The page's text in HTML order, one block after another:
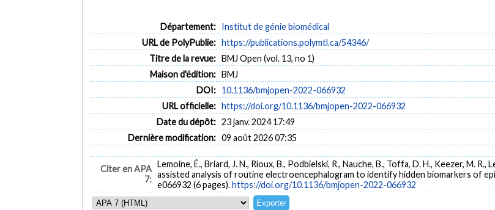
Département: Institut de génie biomédical
URL de PolyPublie: https://publications.polymtl.ca/54346/
Titre de la revue: BMJ Open (vol. 13, no 1)
Maison d'édition: BMJ
DOI: 10.1136/bmjopen-2022-066932
URL officielle: https://doi.org/10.1136/bmjopen-2022-066932
Date du dépôt: 23 janv. 2024 17:49
Dernière modification: 09 août 2026 07:35
Citer en APA
7:
Lemoine, É., Briard, J. N., Rioux, B., Podbielski, R., Nauche, B., Toffa, D. H., Keezer, M.
assisted analysis of routine electroencephalogram to identify hidden biomarkers of
e066932 (6 pages).https://doi.org/10.1136/bmjopen-2022-066932